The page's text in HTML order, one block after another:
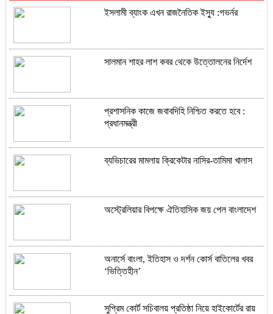
ইসলামী ব্যাংক এখন রাজনৈতিক ইস্যু :গভর্নর
সালমান শাহর লাশ কবর থেকে উত্তোলনের নির্দেশ
প্রশাসনিক কাজে জবাবদিহি নিশ্চিত করতে হবে :
প্রধানমন্ত্রী
ব্যভিচারের মামলায় ক্রিকেটার নাসির-তামিমা খালাস
অস্ট্রেলিয়ার বিপক্ষে ঐতিহাসিক জয় পেল বাংলাদেশ
অনার্সে বাংলা, ইতিহাস ও দর্শন কোর্স বাতিলের খবর
‘ভিত্তিহীন’
সুপ্রিম কোর্ট সচিবালয় প্রতিষ্ঠা নিয়ে হাইকোর্টের রায়